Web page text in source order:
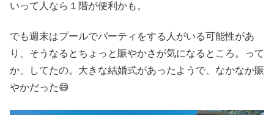
いって人なら１階が便利かも。
でも週末はプールでパーティをする人がいる可能性があ
り、そうなるとちょっと賑やかさが気になるところ。って
か、してたの。大きな結婚式があったようで、なかなか賑
やかだった😅